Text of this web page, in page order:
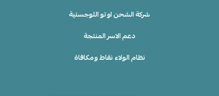
شركة الشحن اوتو اللوجستية
دعم الاسر المنتجة
نظام الولاء نقاط ومكافاة